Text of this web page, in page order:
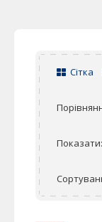
Сітка
Показати: